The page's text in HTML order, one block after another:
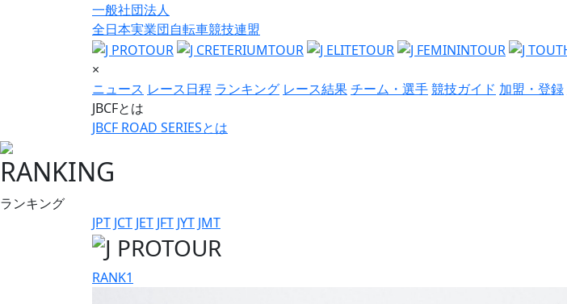
一般社団法人
全日本実業団自転車競技連盟
×
ニュース レース日程 ランキング レース結果チーム・選手競技ガイド 加盟・登録
JBCFとは
JBCF ROAD SERIESとは
RANKING
ランキング
JPT JCT JET JFT JYT JMT
RANK1